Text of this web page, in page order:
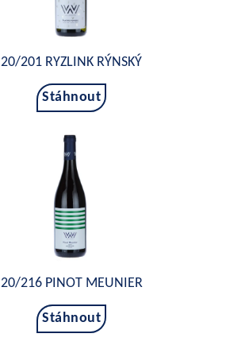
20/201 RYZLINK RÝNSKÝ
Stáhnout
20/216 PINOT MEUNIER
Stáhnout